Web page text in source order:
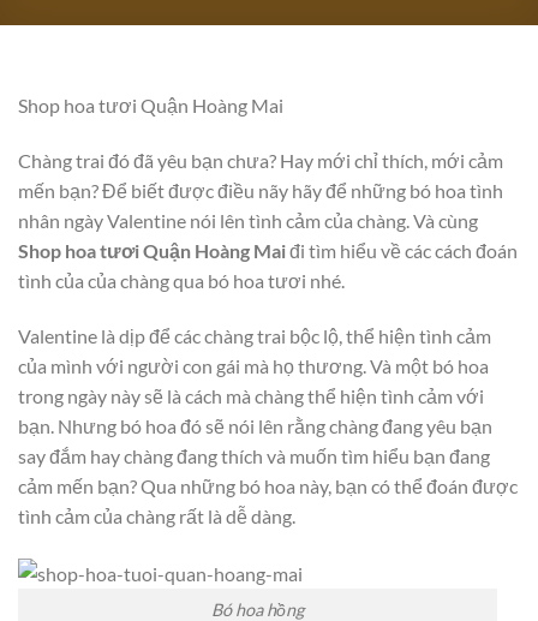
Shop hoa tươi Quận Hoàng Mai
Chàng trai đó đã yêu bạn chưa? Hay mới chỉ thích, mới cảm
mến bạn? Để biết được điều nãy hãy để những bó hoa tình
nhân ngày Valentine nói lên tình cảm của chàng. Và cùng
Shop hoa tươi Quận Hoàng Maiđi tìm hiểu về các cách đoán
tình của của chàng qua bó hoa tươi nhé.
Valentine là dịp để các chàng trai bộc lộ, thể hiện tình cảm
của mình với người con gái mà họ thương. Và một bó hoa
trong ngày này sẽ là cách mà chàng thể hiện tình cảm với
bạn. Nhưng bó hoa đó sẽ nói lên rằng chàng đang yêu bạn
say đắm hay chàng đang thích và muốn tìm hiểu bạn đang
cảm mến bạn? Qua những bó hoa này, bạn có thể đoán được
tình cảm của chàng rất là dễ dàng.
Bó hoa hồng